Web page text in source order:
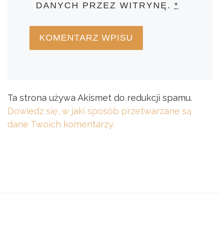
DANYCH PRZEZ WITRYNĘ.*
Ta strona używa Akismet do redukcji spamu.
Dowiedz się, w jaki sposób przetwarzane są
dane Twoich komentarzy.